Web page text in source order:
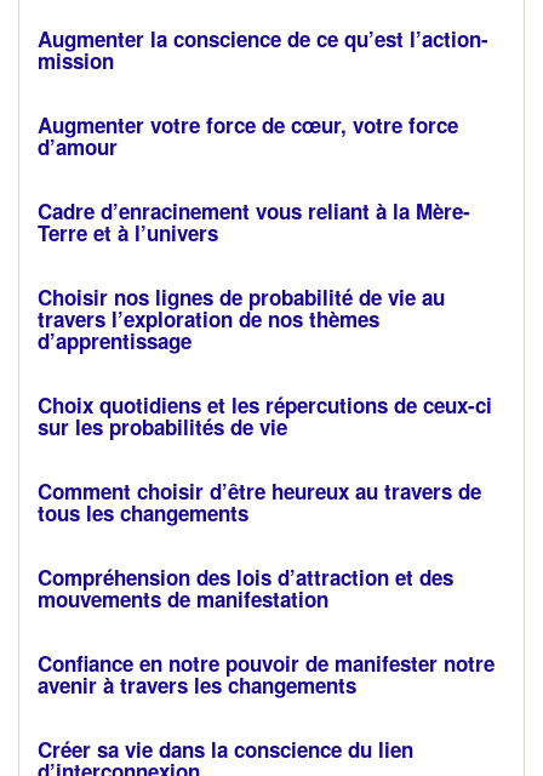
Augmenter la conscience de ce qu’est l’action-
mission
Augmenter votre force de cœur, votre force
d’amour
Cadre d’enracinement vous reliant à la Mère-
Terre et à l’univers
Choisir nos lignes de probabilité de vie au
travers l’exploration de nos thèmes
d’apprentissage
Choix quotidiens et les répercutions de ceux-ci
sur les probabilités de vie
Comment choisir d’être heureux au travers de
tous les changements
Compréhension des lois d’attraction et des
mouvements de manifestation
Confiance en notre pouvoir de manifester notre
avenir à travers les changements
Créer sa vie dans la conscience du lien